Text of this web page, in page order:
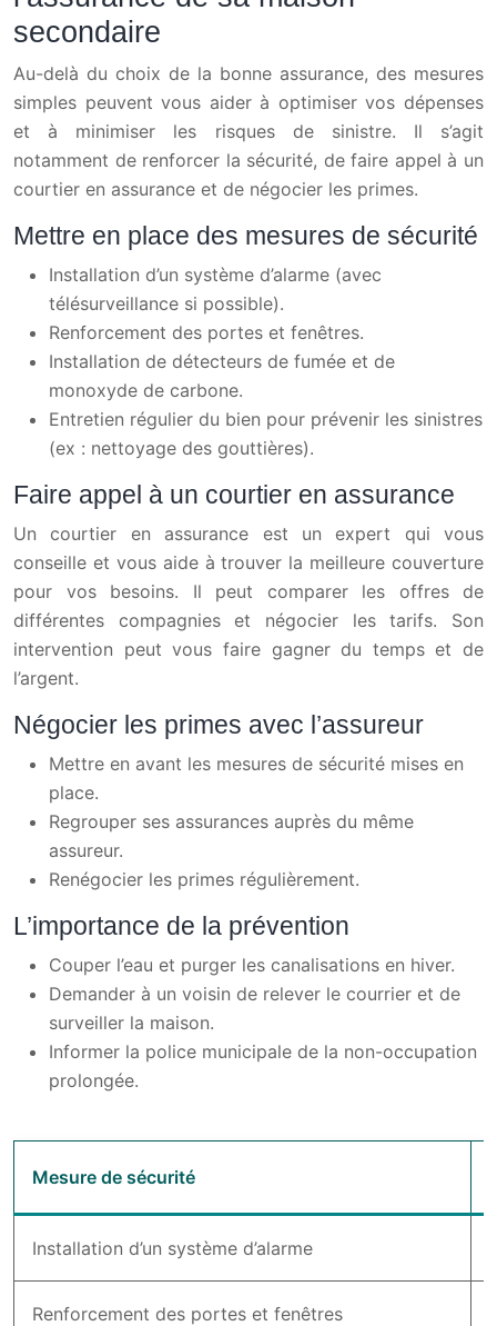
secondaire
Au-delà du choix de la bonne assurance, des mesures
simples peuvent vous aider à optimiser vos dépenses
et à minimiser les risques de sinistre. Il s’agit
notamment de renforcer la sécurité, de faire appel à un
courtier en assurance et de négocier les primes.
Mettre en place des mesures de sécurité
Installation d’un système d’alarme (avec
télésurveillance si possible).
Renforcement des portes et fenêtres.
Installation de détecteurs de fumée et de
monoxyde de carbone.
Entretien régulier du bien pour prévenir les sinistres
(ex : nettoyage des gouttières).
Faire appel à un courtier en assurance
Un courtier en assurance est un expert qui vous
conseille et vous aide à trouver la meilleure couverture
pour vos besoins. Il peut comparer les offres de
différentes compagnies et négocier les tarifs. Son
intervention peut vous faire gagner du temps et de
l’argent.
Négocier les primes avec l’assureur
Mettre en avant les mesures de sécurité mises en
place.
Regrouper ses assurances auprès du même
assureur.
Renégocier les primes régulièrement.
L’importance de la prévention
Couper l’eau et purger les canalisations en hiver.
Demander à un voisin de relever le courrier et de
surveiller la maison.
Informer la police municipale de la non-occupation
prolongée.
Mesure de sécurité
Installation d’un système d’alarme
Renforcement des portes et fenêtres